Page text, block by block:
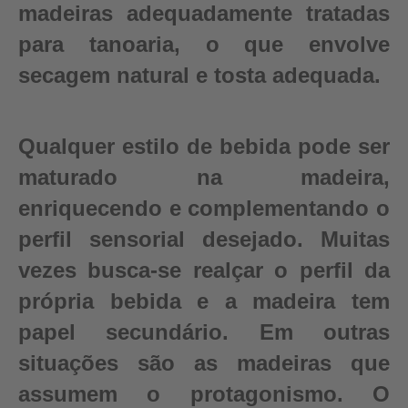
madeiras adequadamente tratadas
para tanoaria, o que envolve
secagem natural e tosta adequada.
Qualquer estilo de bebida pode ser
maturado na madeira,
enriquecendo e complementando o
perfil sensorial desejado. Muitas
vezes busca-se realçar o perfil da
própria bebida e a madeira tem
papel secundário. Em outras
situações são as madeiras que
assumem o protagonismo. O